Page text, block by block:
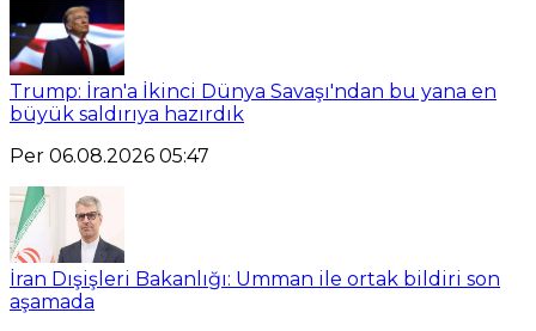
Trump: İran'a İkinci Dünya Savaşı'ndan bu yana en
büyük saldırıya hazırdık
Per 06.08.2026 05:47
İran Dışişleri Bakanlığı: Umman ile ortak bildiri son
aşamada